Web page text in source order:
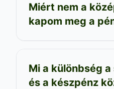
Miért nem a
kapom meg a
Mi a különbség
és a készpénz